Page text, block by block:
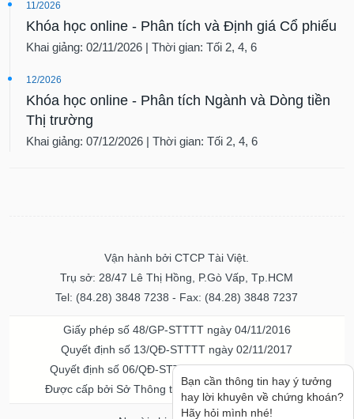
11/2026
Khóa học online - Phân tích và Định giá Cổ phiếu
Khai giảng: 02/11/2026 | Thời gian: Tối 2, 4, 6
12/2026
Khóa học online - Phân tích Ngành và Dòng tiền
Thị trường
Khai giảng: 07/12/2026 | Thời gian: Tối 2, 4, 6
Vận hành bởi CTCP Tài Việt.
Trụ sở: 28/47 Lê Thị Hồng, P.Gò Vấp, Tp.HCM
Tel: (84.28) 3848 7238 - Fax: (84.28) 3848 7237
Giấy phép số 48/GP-STTTT ngày 04/11/2016
Quyết định số 13/QĐ-STTTT ngày 02/11/2017
Quyết định số 06/QĐ-STTTT-ICP ngày 20/07/2023
Được cấp bởi Sở Thông tin và Truyền thông TPHCM
Bạn cần thông tin hay ý tưởng
hay lời khuyên về chứng khoán?
Hãy hỏi mình nhé!